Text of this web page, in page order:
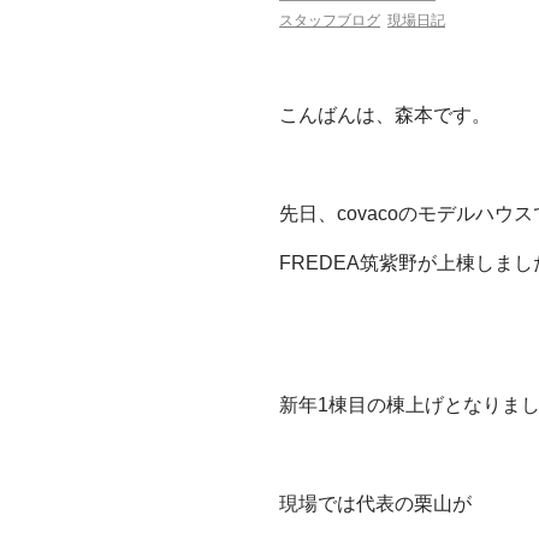
スタッフブログ 現場日記
こんばんは、森本です。
先日、covacoのモデルハウス
FREDEA筑紫野が上棟しまし
新年1棟目の棟上げとなりまし
現場では代表の栗山が